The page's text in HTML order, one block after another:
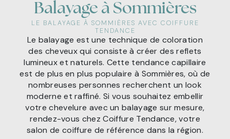
Balayage à Sommières
LE BALAYAGE À SOMMIÈRES AVEC COIFFURE
TENDANCE
Le balayage est une technique de coloration
des cheveux qui consiste à créer des reflets
lumineux et naturels. Cette tendance capillaire
est de plus en plus populaire à Sommières, où de
nombreuses personnes recherchent un look
moderne et raffiné. Si vous souhaitez embellir
votre chevelure avec un balayage sur mesure,
rendez-vous chez Coiffure Tendance, votre
salon de coiffure de référence dans la région.